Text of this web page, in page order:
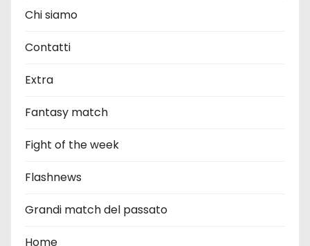
Chi siamo
Contatti
Extra
Fantasy match
Fight of the week
Flashnews
Grandi match del passato
Home